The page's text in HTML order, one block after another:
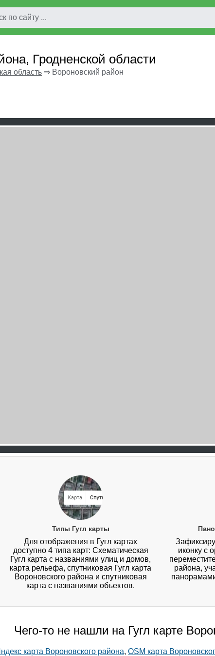
Гродненской области
область ⇒ Вороновский район
Типы Гугл карты
Для отображения в Гугл картах
доступно 4 типа карт: Схематическая
Гугл карта с названиями улиц и домов,
карта рельефа, спутниковая Гугл карта
Вороновского района и спутниковая
карта с названиями объектов.
иконку с
района,
Чего-то не нашли на Гугл карте
карта Вороновского района, OSM карта